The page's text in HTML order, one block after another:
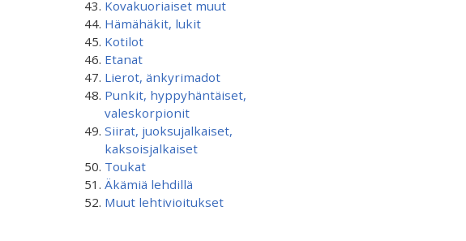
Kovakuoriaiset muut
Hämähäkit, lukit
Kotilot
Etanat
Lierot, änkyrimadot
Punkit, hyppyhäntäiset,
valeskorpionit
Siirat, juoksujalkaiset,
kaksoisjalkaiset
Toukat
Äkämiä lehdillä
Muut lehtivioitukset